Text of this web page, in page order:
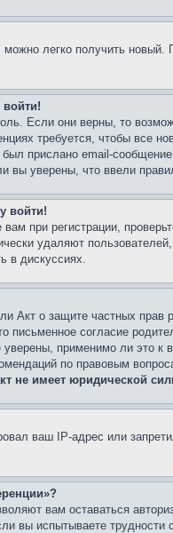
можно легко получить
войти!
Если они верны, то
требуется, чтобы все
прислано email-
вы уверены, что ввели
войти!
при регистрации,
удаляют
в дискуссиях.
Акт о защите частных
письменное согласие
применимо ли это к
по правовым
не имеет юридической
ваш IP-адрес или
вам оставаться
вы испытываете